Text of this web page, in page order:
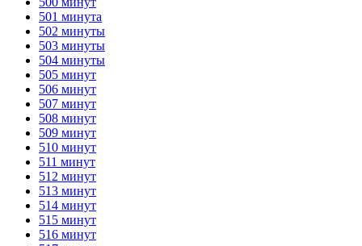
501 минута
502 минуты
503 минуты
504 минуты
505 минут
506 минут
507 минут
508 минут
509 минут
510 минут
511 минут
512 минут
513 минут
514 минут
515 минут
516 минут